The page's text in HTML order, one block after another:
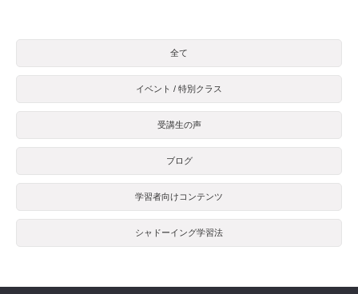
全て
イベント / 特別クラス
受講生の声
ブログ
学習者向けコンテンツ
シャドーイング学習法